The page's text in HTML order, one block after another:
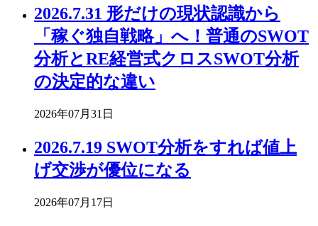
2026.7.31 形だけの現状認識から
「稼ぐ独自戦略」へ！普通のSWOT
分析とRE経営式クロスSWOT分析
の決定的な違い
2026年07月31日
2026.7.19 SWOT分析をすれば値上
げ交渉が優位になる
2026年07月17日